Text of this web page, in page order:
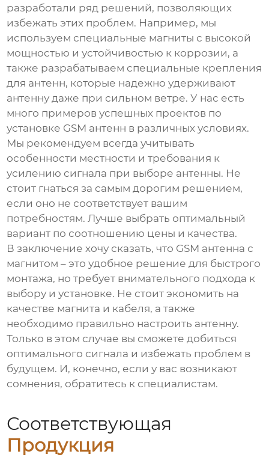
разработали ряд решений, позволяющих
избежать этих проблем. Например, мы
используем специальные магниты с высокой
мощностью и устойчивостью к коррозии, а
также разрабатываем специальные крепления
для антенн, которые надежно удерживают
антенну даже при сильном ветре. У нас есть
много примеров успешных проектов по
установке GSM антенн в различных условиях.
Мы рекомендуем всегда учитывать
особенности местности и требования к
усилению сигнала при выборе антенны. Не
стоит гнаться за самым дорогим решением,
если оно не соответствует вашим
потребностям. Лучше выбрать оптимальный
вариант по соотношению цены и качества.
В заключение хочу сказать, что GSM антенна с
магнитом – это удобное решение для быстрого
монтажа, но требует внимательного подхода к
выбору и установке. Не стоит экономить на
качестве магнита и кабеля, а также
необходимо правильно настроить антенну.
Только в этом случае вы сможете добиться
оптимального сигнала и избежать проблем в
будущем. И, конечно, если у вас возникают
сомнения, обратитесь к специалистам.
Соответствующая
Продукция